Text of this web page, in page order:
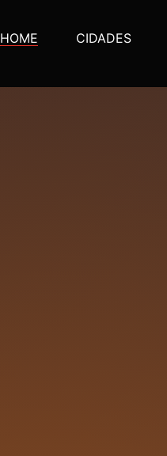
HOME CIDADES